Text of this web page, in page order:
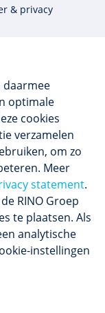
daarmee
optimale
cookies
verzamelen
om zo
Meer
statement.
RINO Groep
te plaatsen. Als
analytische
instellingen
& privacy
huis
8,4
scholings­